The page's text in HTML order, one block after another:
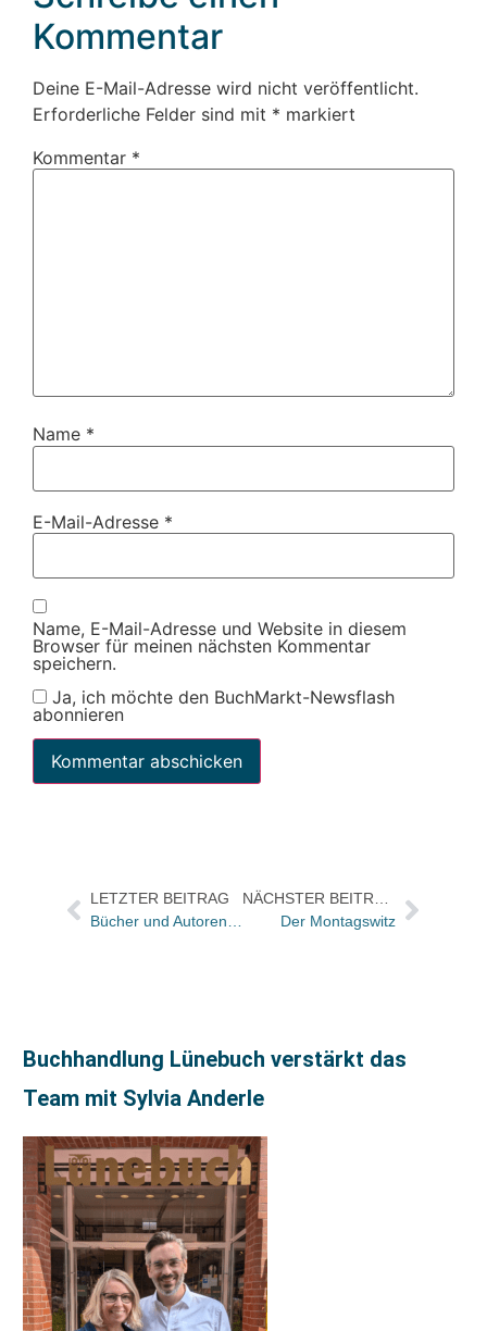
Kommentar
Deine E-Mail-Adresse wird nicht veröffentlicht.
Erforderliche Felder sind mit * markiert
Kommentar *
Name *
E-Mail-Adresse *
Name, E-Mail-Adresse und Website in diesem
Browser für meinen nächsten Kommentar
speichern.
Ja, ich möchte den BuchMarkt-Newsflash
abonnieren
LETZTER BEITRAG
Der Montagswitz
Buchhandlung Lünebuch verstärkt das
Team mit Sylvia Anderle